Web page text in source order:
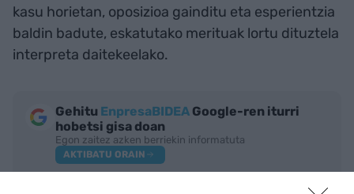
kasu horietan, oposizioa gainditu eta esperientzia
baldin badute, eskatutako merituak lortu dituztela
interpreta daitekeelako.
Gehitu EnpresaBIDEA Google-ren iturri
hobetsi gisa doan
Egon zaitez azken berriekin informatuta
AKTIBATU ORAIN